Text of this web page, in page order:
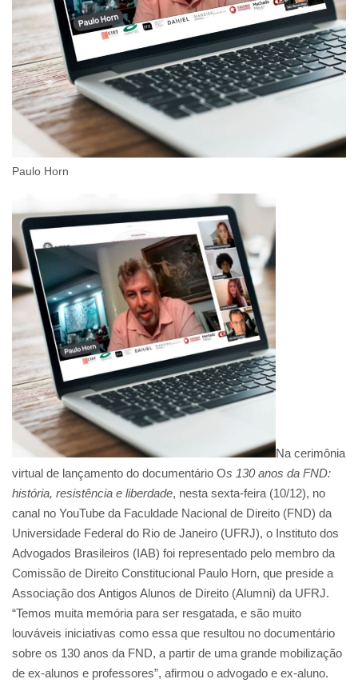
Paulo Horn
Na cerimônia
virtual de lançamento do documentário Os 130 anos da FND:
história, resistência e liberdade, nesta sexta-feira (10/12), no
canal no YouTube da Faculdade Nacional de Direito (FND) da
Universidade Federal do Rio de Janeiro (UFRJ), o Instituto dos
Advogados Brasileiros (IAB) foi representado pelo membro da
Comissão de Direito Constitucional Paulo Horn, que preside a
Associação dos Antigos Alunos de Direito (Alumni) da UFRJ.
“Temos muita memória para ser resgatada, e são muito
louváveis iniciativas como essa que resultou no documentário
sobre os 130 anos da FND, a partir de uma grande mobilização
de ex-alunos e professores”, afirmou o advogado e ex-aluno.